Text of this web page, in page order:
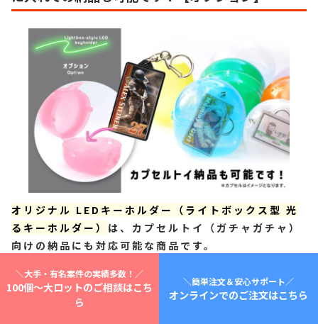
オリジナル LEDキーホルダー（ライトボックス型 光
るキーホルダー） は、カプセルトイ（ガチャガチャ）
向けの納品にも対応可能な商品です。
コンパクトで軽量、さらにLEDによる発光機能を備え
た本アイテムは、ガチャの景品としても非常に映える
コンサート会場やコミケなどのイベントスペー
＼大手・有名案件の実績多数！／
100個～大ロットのご相談はこち
ら
＼簡単注文＆安心サポート／
オンラインでのご注文はこちら